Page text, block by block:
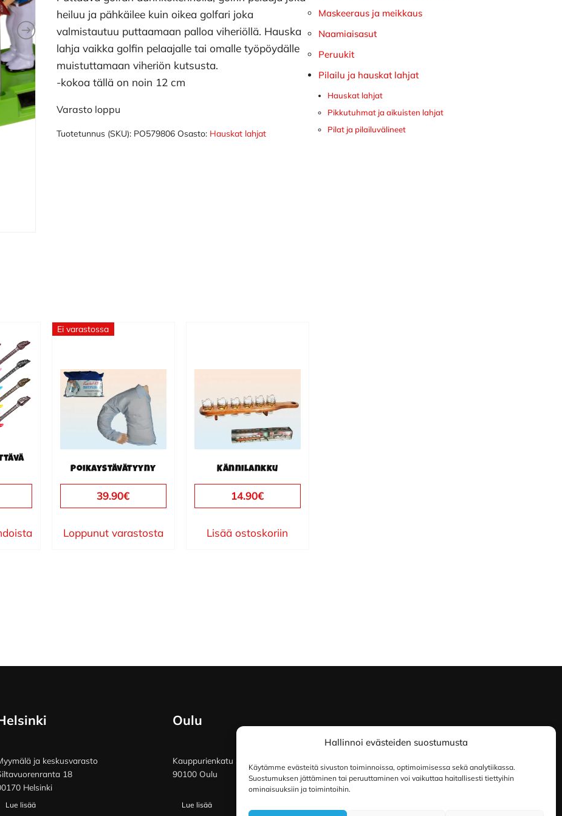
Hallinnoi evästeiden suostumusta
Käytämme evästeitä sivuston toiminnoissa, optimoimisessa sekä analytiikassa.
Suostumuksen jättäminen tai peruuttaminen voi vaikuttaa haitallisesti tiettyihin
ominaisuuksiin ja toimintoihin.
heiluu ja pähkäilee kuin oikea golfari joka
valmistautuu puttaamaan palloa viheriöllä. Hauska
lahja vaikka golfin pelaajalle tai omalle työpöydälle
muistuttamaan viheriön kutsusta.
-kokoa tällä on noin 12 cm
Varasto loppu
Tuotetunnus (SKU): PO579806 Osasto: Hauskat lahjat
Ei varastossa
Poikaystävätyyny
39.90€
Loppunut varastosta
Kännilankku
14.90€
Lisää ostoskoriin
Maskeeraus ja meikkaus
Naamiaisasut
Peruukit
Pilailu ja hauskat lahjat
Hauskat lahjat
Pikkutuhmat ja aikuisten lahjat
Pilat ja pilailuvälineet
ja keskusvarasto
18
Helsinki
Lue lisää
Oulu
Kauppurienkatu 34
90100 Oulu
Lue lisää